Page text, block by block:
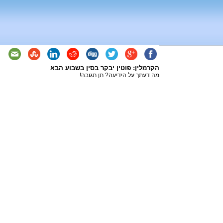
הקרמלין: פוטין יבקר בסין בשבוע הבא
מה דעתך על הידיעה? תן תגובה!